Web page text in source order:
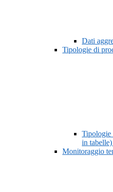
Dati
Tipologie di
Tipologie
in tabelle)
Monitoraggio